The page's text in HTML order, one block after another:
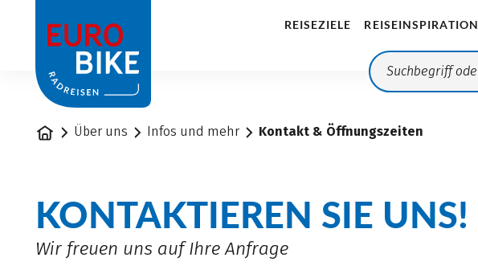
REISEZIELE REISEINSPIRATION
StartseiteÜber uns Infos und mehr Kontakt & Öffnungszeiten
KONTAKTIEREN SIE UNS!
Wir freuen uns auf Ihre Anfrage